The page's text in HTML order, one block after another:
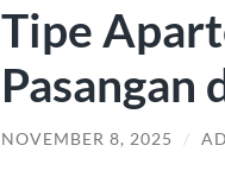
Tipe
Pasangan
NOVEMBER 8, 2025 /